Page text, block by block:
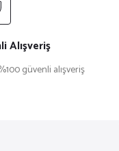
Alışveriş
güvenli alışveriş